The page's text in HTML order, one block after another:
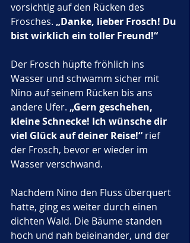
vorsichtig auf den Rücken des
Frosches. „Danke, lieber Frosch! Du
bist wirklich ein toller Freund!“
Der Frosch hüpfte fröhlich ins
Wasser und schwamm sicher mit
Nino auf seinem Rücken bis ans
andere Ufer. „Gern geschehen,
kleine Schnecke! Ich wünsche dir
viel Glück auf deiner Reise!“ rief
der Frosch, bevor er wieder im
Wasser verschwand.
Nachdem Nino den Fluss überquert
hatte, ging es weiter durch einen
dichten Wald. Die Bäume standen
hoch und nah beieinander, und der